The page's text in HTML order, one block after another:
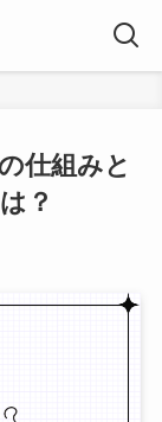
仕組みと
？